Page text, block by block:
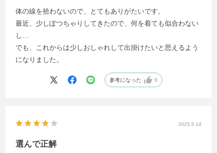
体の線を拾わないので、とてもありがたいです。
最近、少しぽつちゃりしてきたので、何を着ても似合わない
し…
でも、これからは少しおしゃれして出掛けたいと思えるよう
になりました。
参考になった 0
2025.5.14
選んで正解